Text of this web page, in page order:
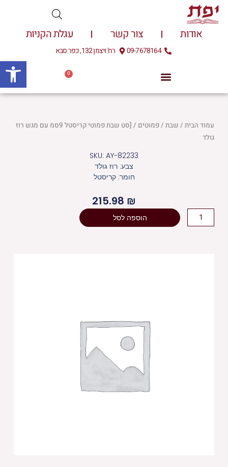
דילוג
לתוכן
אודות צור קשר עגלת הקניות
09-7678164 רח' ויצמן 132, כפר סבא
0
עגלת
עמוד הבית/ שבת/פמוטים
/ [סט שבת פמוטי קריסטל 9סמ עם מגש רוז
גולד
SKU: AY-82233
צבע: רוז גולד
חומר: קריסטל
215.98 ₪
כמות
של
הוספה לסל